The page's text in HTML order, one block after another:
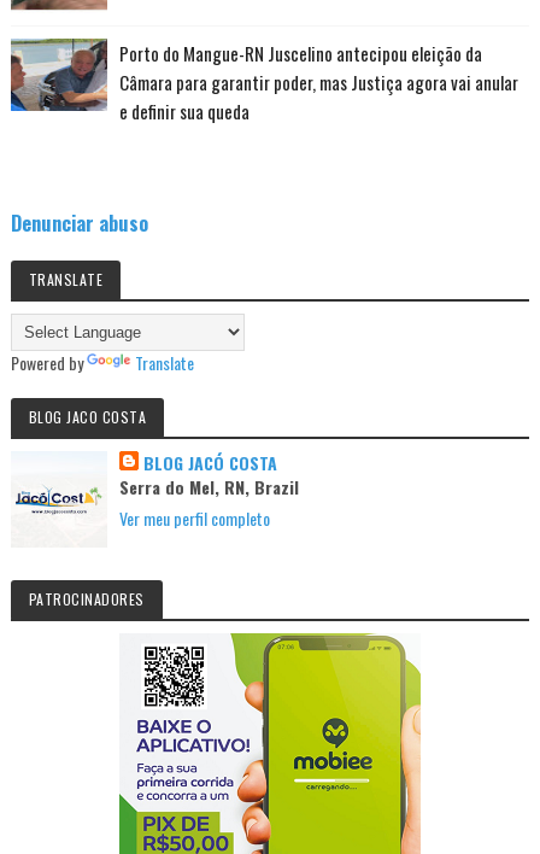
Porto do Mangue-RN Juscelino antecipou eleição da
Câmara para garantir poder, mas Justiça agora vai anular
e definir sua queda
Denunciar abuso
TRANSLATE
Powered by Translate
BLOG JACO COSTA
BLOG JACÓ COSTA
Serra do Mel, RN, Brazil
Ver meu perfil completo
PATROCINADORES